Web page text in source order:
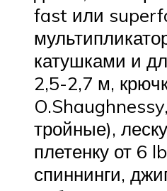
fast или
катушками и
2,5-2,7 м,
тройные),
плетенку от 6
спиннинги,